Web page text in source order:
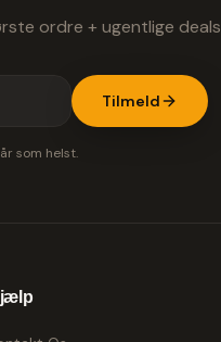
ordre + ugentlige deals
Tilmeld
som helst.